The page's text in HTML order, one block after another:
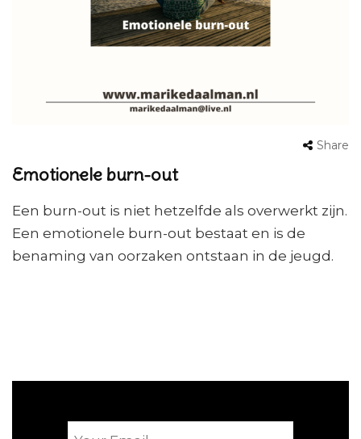
Share
Emotionele burn-out
Een burn-out is niet hetzelfde als overwerkt zijn.
Een emotionele burn-out bestaat en is de
benaming van oorzaken ontstaan in de jeugd.